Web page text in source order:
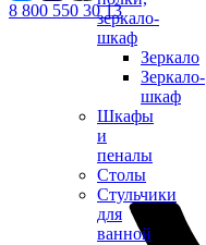
зеркало-
шкаф
Зеркало
Зеркало-
шкаф
Шкафы
и
пеналы
Столы
Стульчики
для
ванной
8 800 550 30 13